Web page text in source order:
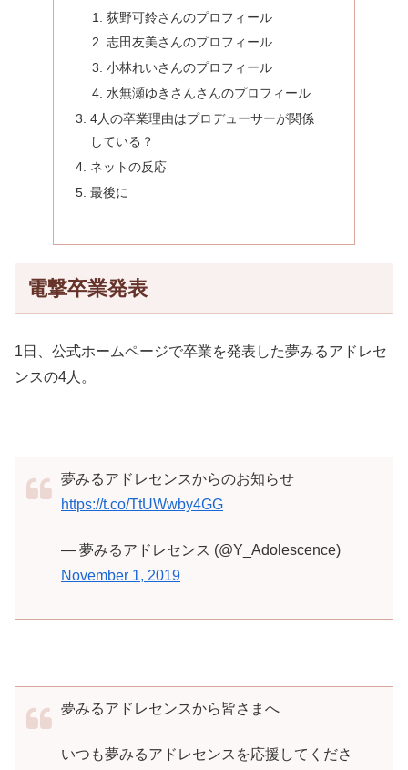
荻野可鈴さんのプロフィール
志田友美さんのプロフィール
小林れいさんのプロフィール
水無瀬ゆきさんさんのプロフィール
4人の卒業理由はプロデューサーが関係
している？
ネットの反応
最後に
電撃卒業発表
1日、公式ホームページで卒業を発表した夢みるアドレセ
ンスの4人。
夢みるアドレセンスからのお知らせ
https://t.co/TtUWwby4GG
— 夢みるアドレセンス (@Y_Adolescence)
November 1, 2019
夢みるアドレセンスから皆さまへ
いつも夢みるアドレセンスを応援してくださ